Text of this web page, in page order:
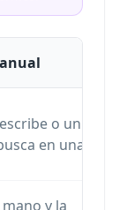
o un
en una lista.
y la